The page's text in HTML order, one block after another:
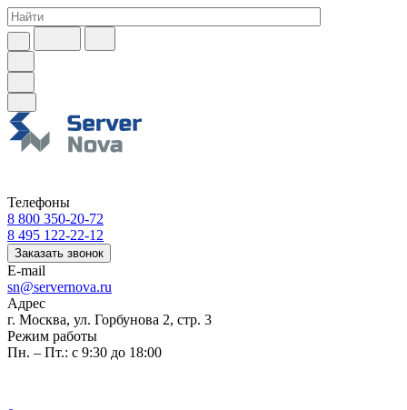
Телефоны
8 800 350-20-72
8 495 122-22-12
Заказать звонок
E-mail
sn@servernova.ru
Адрес
г. Москва, ул. Горбунова 2, стр. 3
Режим работы
Пн. – Пт.: с 9:30 до 18:00